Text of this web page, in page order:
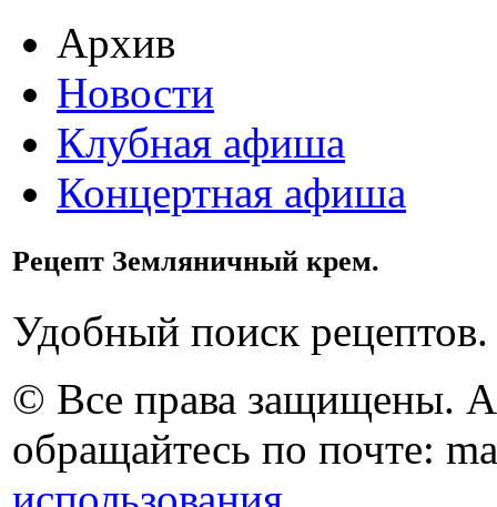
Архив
Новости
Клубная афиша
Концертная афиша
Рецепт Земляничный крем.
Удобный поиск рецептов.
© Все права защищены.
обращайтесь по почте: